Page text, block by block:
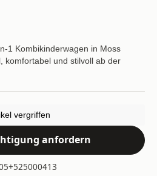
1 Kombikinderwagen in Moss
komfortabel und stilvoll ab der
vergriffen
anfordern